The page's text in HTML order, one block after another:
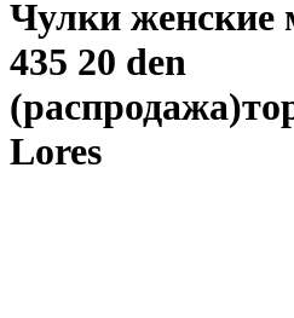
Чулки женские
435 20 den
Lores